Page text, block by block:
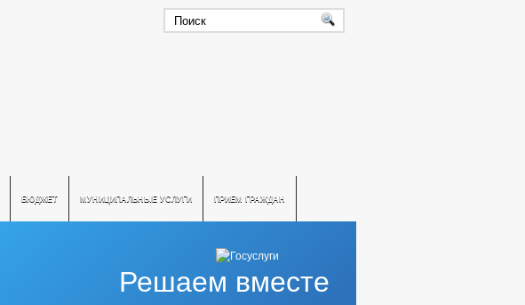
БЮДЖЕТ МУНИЦИПАЛЬНЫЕ УСЛУГИ ПРИЕМ ГРАЖДАН
Решаем вместе